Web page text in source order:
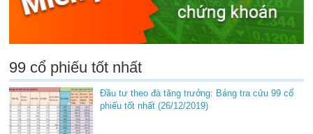
99 cổ phiếu tốt nhất
Đầu tư theo đà tăng trưởng: Bảng tra cứu 99 cổ
phiếu tốt nhất (26/12/2019)